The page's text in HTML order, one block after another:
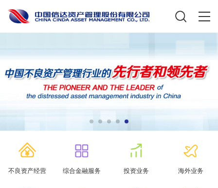
不良资产经营 综合金融服务 投资业务 海外业务